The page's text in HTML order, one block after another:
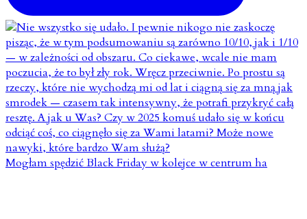
Mogłam spędzić Black Friday w kolejce w centrum ha